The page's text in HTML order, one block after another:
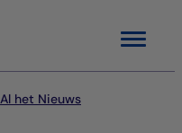
Menu
Al het Nieuws